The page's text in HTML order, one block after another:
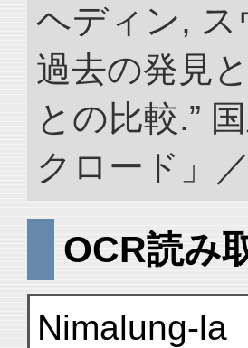
ヘディン, ス
過去の発見
との比較.”
クロード」
OCR読み
Nimalung-la